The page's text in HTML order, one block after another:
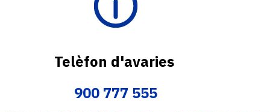
Telèfon d'avaries
900 777 555